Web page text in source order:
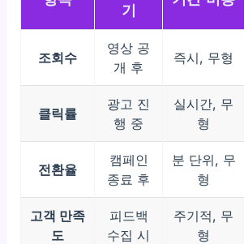
기
조회수
영상 공
개 후
즉시, 무형
클릭률
광고 진
행 중
실시간, 무
형
전환율
캠페인
종료 후
분 단위, 무
형
고객 만족
도
피드백
수집 시
주기적, 무
형